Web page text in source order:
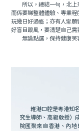
所以，總結一句，北上
而係要睇整體體驗、專業
玩幾日好過瘾；亦有人甯
好盲目跟風，要清楚自己需
無論點選，保持健康笑
維港口腔是粵港知
究生導師、高級教授）
院匯聚來自香港、內